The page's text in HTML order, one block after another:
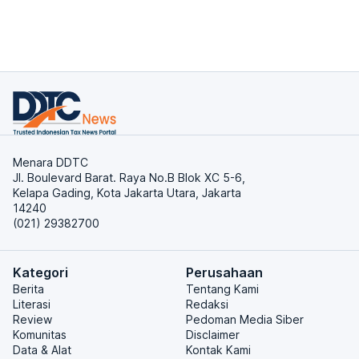
Menara DDTC
Jl. Boulevard Barat. Raya No.B Blok XC 5-6,
Kelapa Gading, Kota Jakarta Utara, Jakarta
14240
(021) 29382700
Kategori
Berita
Literasi
Review
Komunitas
Data & Alat
Perusahaan
Tentang Kami
Redaksi
Pedoman Media Siber
Disclaimer
Kontak Kami